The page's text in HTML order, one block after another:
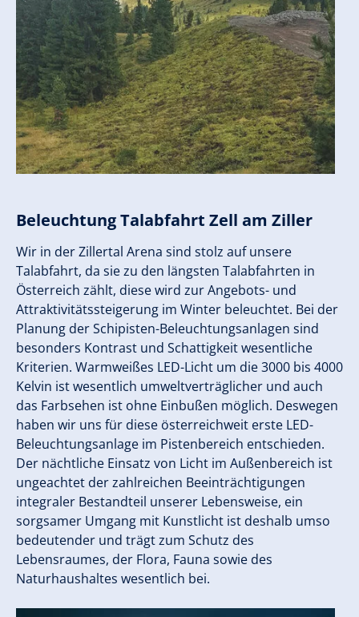
BeleuchtungTalabfahrt Zell am Ziller
Wir in der Zillertal Arena sind stolz auf unsere
Talabfahrt, da sie zu den längsten Talabfahrten in
Österreich zählt, diese wird zur Angebots- und
Attraktivitätssteigerung im Winter beleuchtet. Bei der
Planung der Schipisten-Beleuchtungsanlagen sind
besonders Kontrast und Schattigkeit wesentliche
Kriterien. Warmweißes LED-Licht um die 3000 bis 4000
Kelvin ist wesentlich umweltverträglicher und auch
das Farbsehen ist ohne Einbußen möglich. Deswegen
haben wir uns für diese österreichweit erste LED-
Beleuchtungsanlage im Pistenbereich entschieden.
Der nächtliche Einsatz von Licht im Außenbereich ist
ungeachtet der zahlreichen Beeinträchtigungen
integraler Bestandteil unserer Lebensweise, ein
sorgsamer Umgang mit Kunstlicht ist deshalb umso
bedeutender und trägt zum Schutz des
Lebensraumes, der Flora, Fauna sowie des
Naturhaushaltes wesentlich bei.